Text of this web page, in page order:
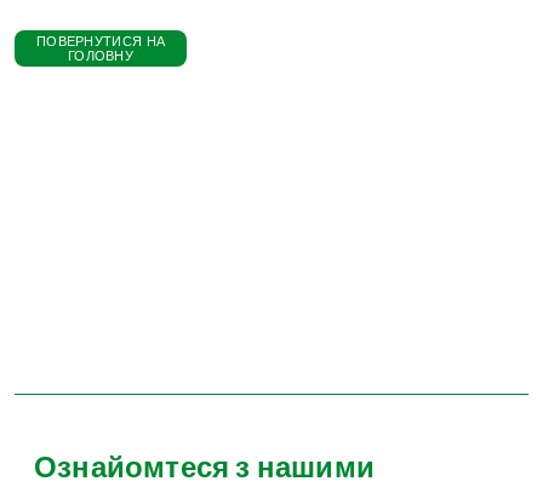
ПОВЕРНУТИСЯ НА
ГОЛОВНУ
Ознайомтеся з нашими